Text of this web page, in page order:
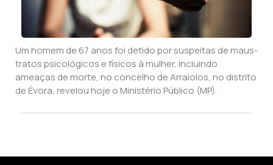
Um homem de 67 anos foi detido por suspeitas de maus-
tratos psicológicos e físicos à mulher, incluindo
ameaças de morte, no concelho de Arraiolos, no distrito
de Évora, revelou hoje o Ministério Público (MP).